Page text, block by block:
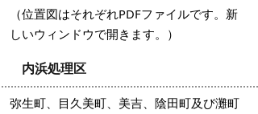
（位置図はそれぞれPDFファイルです。新
しいウィンドウで開きます。）
内浜処理区
弥生町、目久美町、美吉、陰田町及び灘町